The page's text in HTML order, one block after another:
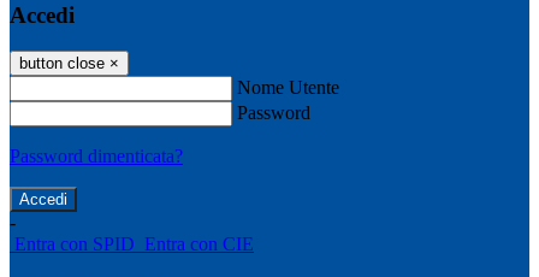
Accedi
button close ×
Nome Utente
Password
Password dimenticata?
-
Entra con SPID Entra con CIE